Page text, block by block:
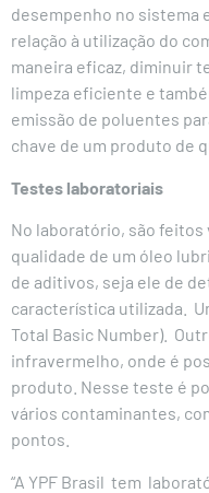
desempenho no sistema
relação à utilização do
maneira eficaz, diminuir
limpeza eficiente e
emissão de poluentes
chave de um produto de
Testes laboratoriais
No laboratório, são
qualidade de um óleo
de aditivos, seja ele de
característica utilizada.
Total Basic Number).
infravermelho, onde é
produto. Nesse teste é
vários contaminantes,
pontos.
“A YPF Brasil tem